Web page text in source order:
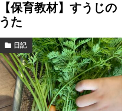
【保育教材】すうじの
うた
日記